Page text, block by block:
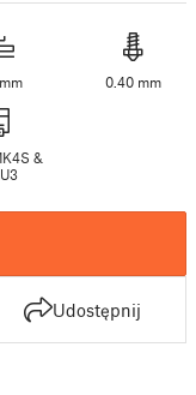
0.40 mm
&
Udostępnij